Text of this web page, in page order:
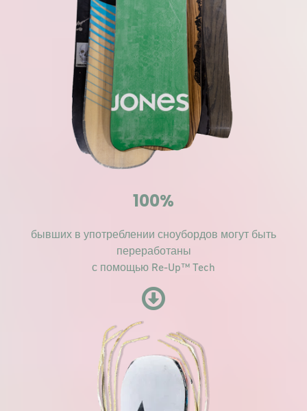
100%
бывших в употреблении сноубордов могут быть
переработаны
с помощью Re-Up™ Tech